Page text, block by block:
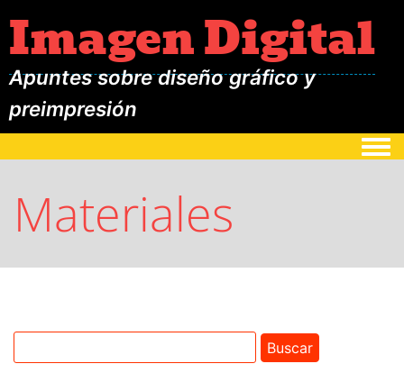
Imagen Digital
Apuntes sobre diseño gráfico y
preimpresión
Materiales